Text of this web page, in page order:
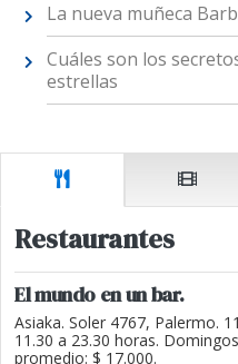
La nueva muñeca
Cuáles son los
estrellas
Restaurantes
El mundo en un bar.
Asiaka. Soler 4767, Palermo.
11.30 a 23.30 horas.
promedio: $ 17.000.